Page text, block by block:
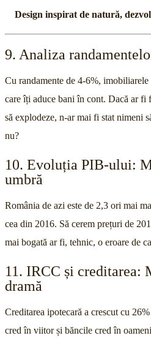
Design inspirat de natură,
9. Analiza
Cu randamente de 4-6%, imobiliarele
care îți aduce bani în cont. Dacă ar fi
să explodeze, n-ar mai fi stat nimeni
nu?
10. Evoluția PIB-ului:
umbră
România de azi este de 2,3 ori mai
cea din 2016. Să cerem prețuri de
mai bogată ar fi, tehnic, o eroare de
11. IRCC și creditarea:
dramă
Creditarea ipotecară a crescut cu
cred în viitor și băncile cred în